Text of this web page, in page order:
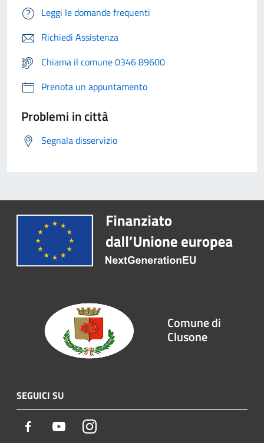
Leggi le domande frequenti
Richiedi Assistenza
Chiama il comune 0346 89600
Prenota un appuntamento
Problemi in città
Segnala disservizio
Comune di
Clusone
SEGUICI SU
Facebook YoutubeInstagram